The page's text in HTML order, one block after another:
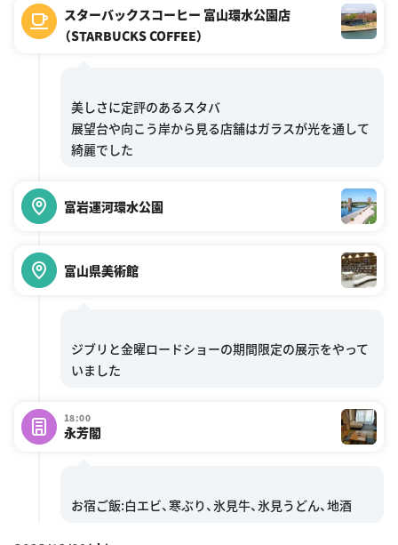
スターバックスコーヒー 富山環水公園店
（STARBUCKS COFFEE）
美しさに定評のあるスタバ
展望台や向こう岸から見る店舗はガラスが光を通して
富岩運河環水公園
富山県美術館
ジブリと金曜ロードショーの期間限定の展示をやって
18:00
永芳閣